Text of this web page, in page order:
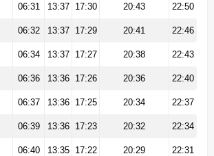
06:31 13:37 17:30 20:43 22:50
06:32 13:37 17:29 20:41 22:46
06:34 13:37 17:27 20:38 22:43
06:36 13:36 17:26 20:36 22:40
06:37 13:36 17:25 20:34 22:37
06:39 13:36 17:23 20:32 22:34
06:40 13:35 17:22 20:29 22:31